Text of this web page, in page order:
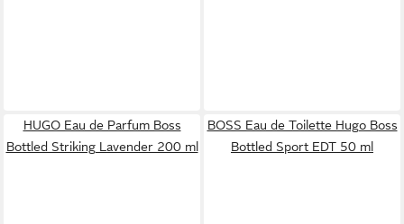
HUGO Eau de Parfum Boss
Bottled Striking Lavender 200 ml
BOSS Eau de Toilette Hugo Boss
Bottled Sport EDT 50 ml